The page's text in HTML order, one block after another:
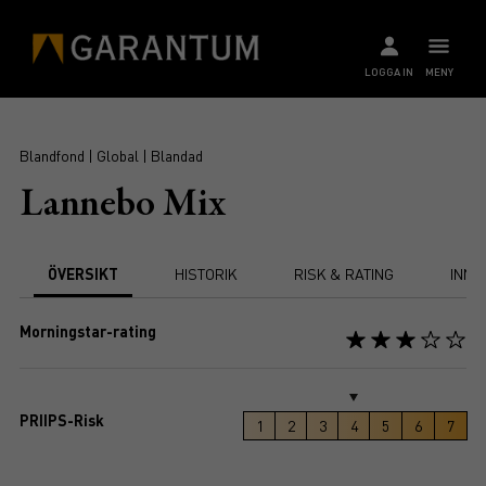
MENY
LOGGA IN
Blandfond | Global | Blandad
Lannebo Mix
ÖVERSIKT HISTORIK RISK & RATING
Morningstar-rating
PRIIPS-Risk 1 2 3 4 5 6 7